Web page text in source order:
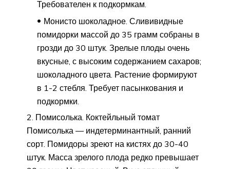
Требователен к подкормкам.
Монисто шоколадное. Слививидные
помидорки массой до 35 грамм собраны в
грозди до 30 штук. Зрелые плоды очень
вкусные, с высоким содержанием сахаров;
шоколадного цвета. Растение формируют
в 1-2 стебля. Требует пасынкования и
подкормки.
Помисолька. Коктейльный томат
Помисолька — индетерминантный, ранний
сорт. Помидоры зреют на кистях до 30-40
штук. Масса зрелого плода редко превышает